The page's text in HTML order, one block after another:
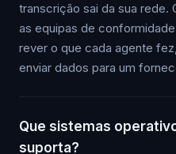
transcrição sai da sua rede.
as equipas de
rever o que cada agente
enviar dados para um
Que sistemas
suporta?